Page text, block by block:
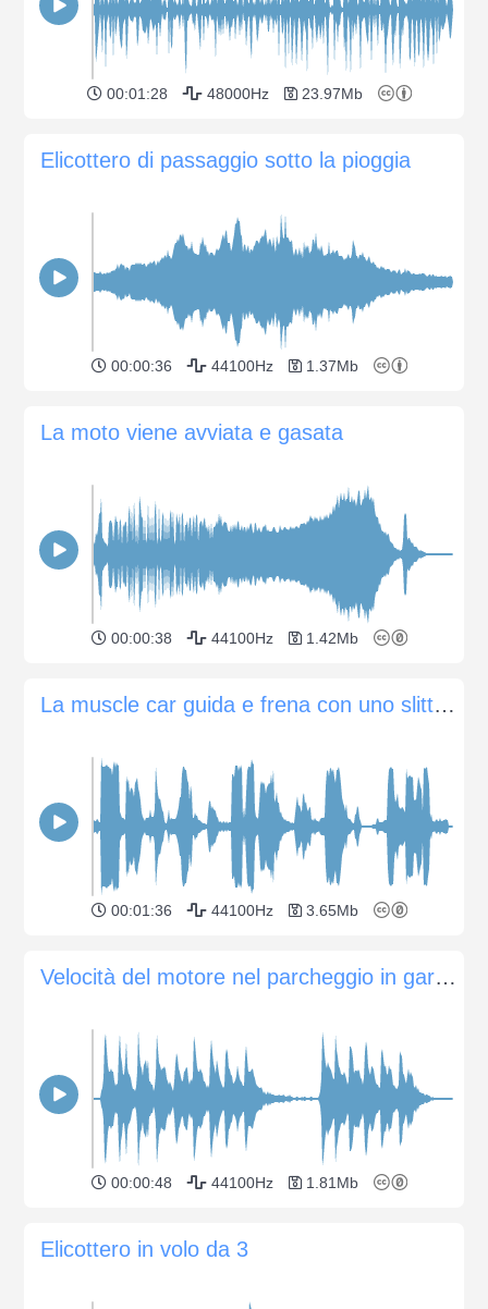
00:01:28 48000Hz 23.97Mb
Elicottero di passaggio sotto la pioggia
00:00:36 44100Hz 1.37Mb
La moto viene avviata e gasata
00:00:38 44100Hz 1.42Mb
La muscle car guida e frena con uno slittamento
00:01:36 44100Hz 3.65Mb
Velocità del motore nel parcheggio in garage
00:00:48 44100Hz 1.81Mb
Elicottero in volo da 3